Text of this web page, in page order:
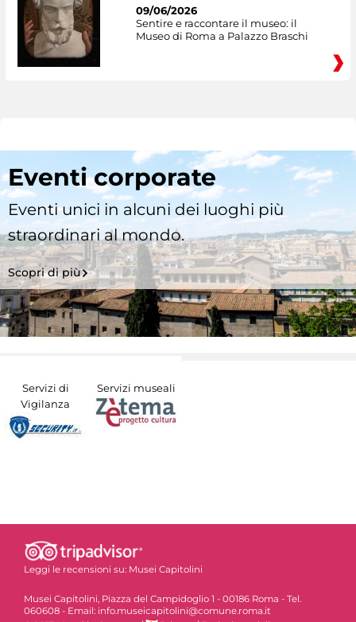
09/06/2026
Sentire e raccontare il museo: il
Museo di Roma a Palazzo Braschi
Eventi corporate
Eventi unici in alcuni dei luoghi più
straordinari al mondo.
Scopri di più
Servizi di
Vigilanza
Servizi museali
Leggi le recensioni su: Musei Capitolini
Musei Capitolini, Piazza del Campidoglio 1 - 00186 Roma - Tel.
060608 - Email: info.museicapitolini@comune.roma.it